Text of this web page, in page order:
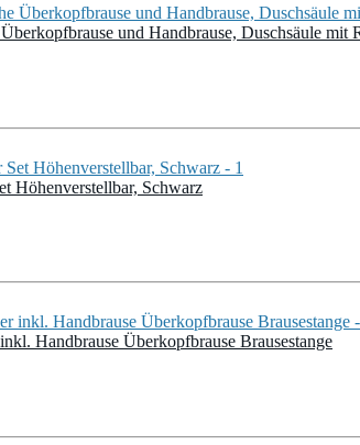
und Handbrause, Duschsäule mit
Höhenverstellbar, Schwarz
Handbrause Überkopfbrause Brausestange